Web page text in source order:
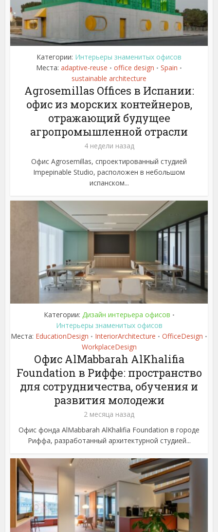
Категории: Интерьеры знаменитых офисов
Места: adaptive-reuse • office design • Spain •
sustainable architecture
Agrosemillas Offices в Испании:
офис из морских контейнеров,
отражающий будущее
агропромышленной отрасли
4 недели назад
Офис Agrosemillas, спроектированный студией
Impepinable Studio, расположен в небольшом
испанском...
Категории: Дизайн интерьера офисов •
Интерьеры знаменитых офисов
Места: EducationDesign • InteriorArchitecture • OfficeDesign •
WorkplaceDesign
Офис AlMabbarah AlKhalifia
Foundation в Риффе: пространство
для сотрудничества, обучения и
развития молодежи
2 месяца назад
Офис фонда AlMabbarah AlKhalifia Foundation в городе
Риффа, разработанный архитектурной студией...